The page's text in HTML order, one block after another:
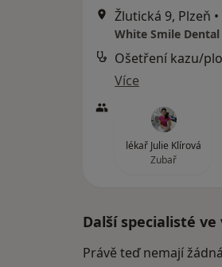
Žlutická 9, Plzeň •
White Smile Dental
Ošetření kazu/
Více
lékař Julie Klírová
Zubař
Další specialisté
Právě teď nemají